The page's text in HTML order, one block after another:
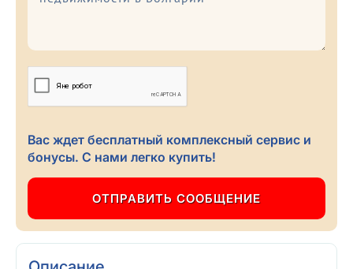
Вас ждет бесплатный комплексный сервис и
бонусы. С нами легко купить!